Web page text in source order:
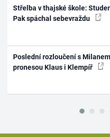
Střelba v thajské škole:
Pak spáchal sebevraždu
Poslední rozloučení s
pronesou Klaus i Klempíř